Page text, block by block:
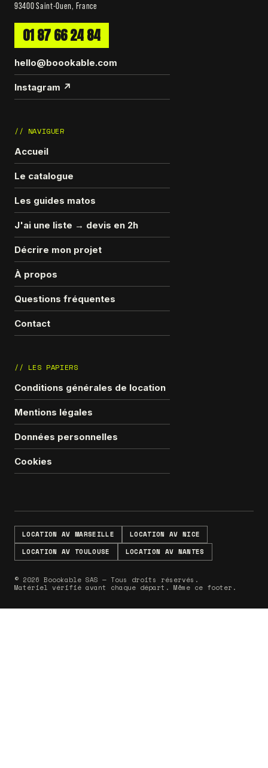
93400 Saint-Ouen, France
01 87 66 24 84
hello@boookable.com
Instagram ↗
// NAVIGUER
Accueil
Le catalogue
Les guides matos
J'ai une liste → devis en 2h
Décrire mon projet
À propos
Questions fréquentes
Contact
// LES PAPIERS
Conditions générales de location
Mentions légales
Données personnelles
Cookies
LOCATION AV MARSEILLE
LOCATION AV NICE
LOCATION AV TOULOUSE
LOCATION AV NANTES
© 2026 Boookable SAS — Tous droits réservés.
Matériel vérifié avant chaque départ. Même ce footer.